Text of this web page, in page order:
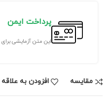
پرداخت ایمن
این متن آزمایشی
مقايسه افزودن به